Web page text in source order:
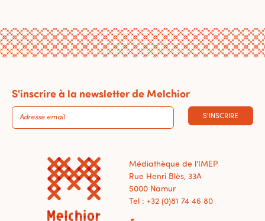
S'inscrire à la newsletter de Melchior
S'INSCRIRE
Médiathèque de l'IMEP
Rue Henri Blès, 33A
5000 Namur
Tel : +32 (0)81 74 46 80